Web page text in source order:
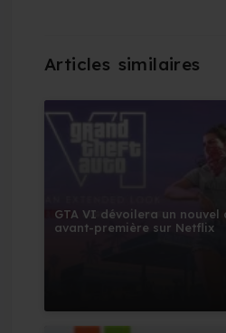
GTA VI dévoilera un nouvel
avant-première sur Netflix